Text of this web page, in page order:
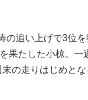
の追い上げで3位
果たした小椋。一
の走りはじめとな